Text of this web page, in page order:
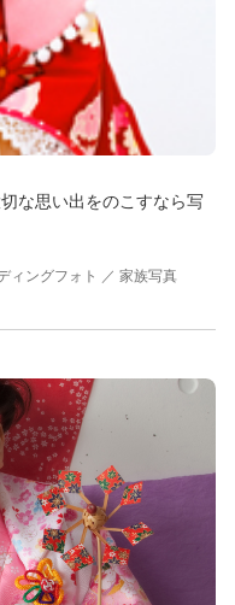
な思い出をのこすなら写
ィングフォト ／ 家族写真